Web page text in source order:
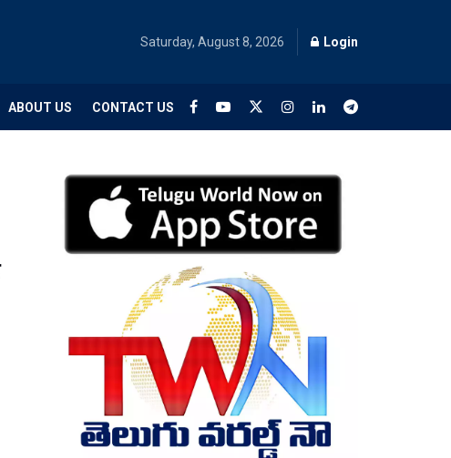
Saturday, August 8, 2026 Login
ABOUT US CONTACT US